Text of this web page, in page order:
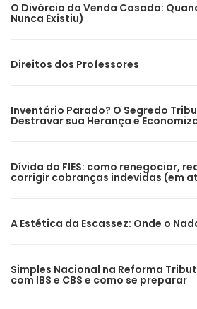
O Divórcio da Venda Casada:
Nunca Existiu)
Direitos dos Professores
Inventário Parado? O Segredo
Destravar sua Herança e
Dívida do FIES: como renegociar,
corrigir cobranças indevidas (em
A Estética da Escassez: Onde o
Simples Nacional na Reforma
com IBS e CBS e como se preparar